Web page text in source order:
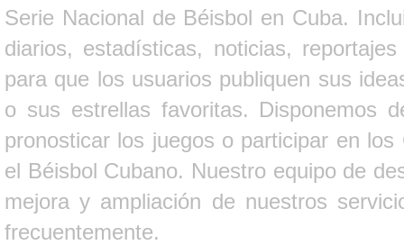
Serie Nacional de Béisbol en Cuba.
diarios, estadísticas, noticias,
para que los usuarios publiquen sus
o sus estrellas favoritas. Disponemos
pronosticar los juegos o participar en
el Béisbol Cubano. Nuestro equipo de
mejora y ampliación de nuestros
frecuentemente.